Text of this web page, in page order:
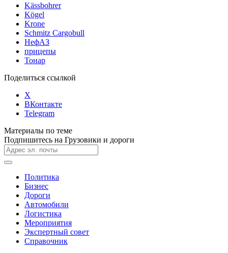
Kässbohrer
Kögel
Krone
Schmitz Cargobull
НефАЗ
прицепы
Тонар
Поделиться ссылкой
X
ВКонтакте
Telegram
Материалы по теме
Подпишитесь на Грузовики и дороги
Политика
Бизнес
Дороги
Автомобили
Логистика
Мероприятия
Экспертный совет
Справочник